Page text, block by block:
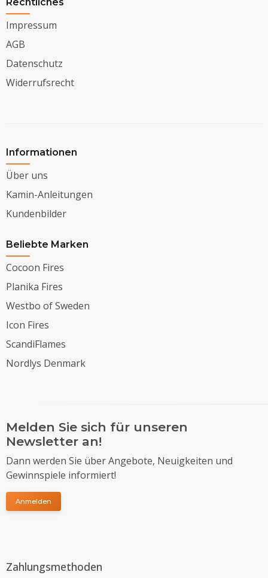
Impressum
AGB
Datenschutz
Widerrufsrecht
Informationen
Über uns
Kamin-Anleitungen
Kundenbilder
Beliebte Marken
Cocoon Fires
Planika Fires
Westbo of Sweden
Icon Fires
ScandiFlames
Nordlys Denmark
Melden Sie sich für unseren
Newsletter an!
Dann werden Sie über Angebote, Neuigkeiten und
Gewinnspiele informiert!
Anmelden
Zahlungsmethoden